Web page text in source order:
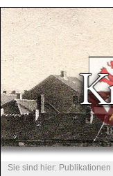
Sie sind hier: Publikationen